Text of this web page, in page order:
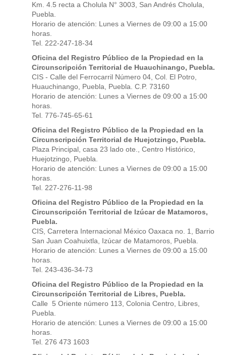
Km. 4.5 recta a Cholula N° 3003, San Andrés Cholula,
Puebla.
Horario de atención: Lunes a Viernes de 09:00 a 15:00
horas.
Tel. 222-247-18-34
Oficina del Registro Público de la Propiedad en la
Circunscripción Territorial de Huauchinango, Puebla.
CIS - Calle del Ferrocarril Número 04, Col. El Potro,
Huauchinango, Puebla, Puebla. C.P. 73160
Horario de atención: Lunes a Viernes de 09:00 a 15:00
horas.
Tel. 776-745-65-61
Oficina del Registro Público de la Propiedad en la
Circunscripción Territorial de Huejotzingo, Puebla.
Plaza Principal, casa 23 lado ote., Centro Histórico,
Huejotzingo, Puebla.
Horario de atención: Lunes a Viernes de 09:00 a 15:00
horas.
Tel. 227-276-11-98
Oficina del Registro Público de la Propiedad en la
Circunscripción Territorial de Izúcar de Matamoros,
Puebla.
CIS, Carretera Internacional México Oaxaca no. 1, Barrio
San Juan Coahuixtla, Izúcar de Matamoros, Puebla.
Horario de atención: Lunes a Viernes de 09:00 a 15:00
horas.
Tel. 243-436-34-73
Oficina del Registro Público de la Propiedad en la
Circunscripción Territorial de Libres, Puebla.
Calle 5 Oriente número 113, Colonia Centro, Libres,
Puebla.
Horario de atención: Lunes a Viernes de 09:00 a 15:00
horas.
Tel. 276 473 1603